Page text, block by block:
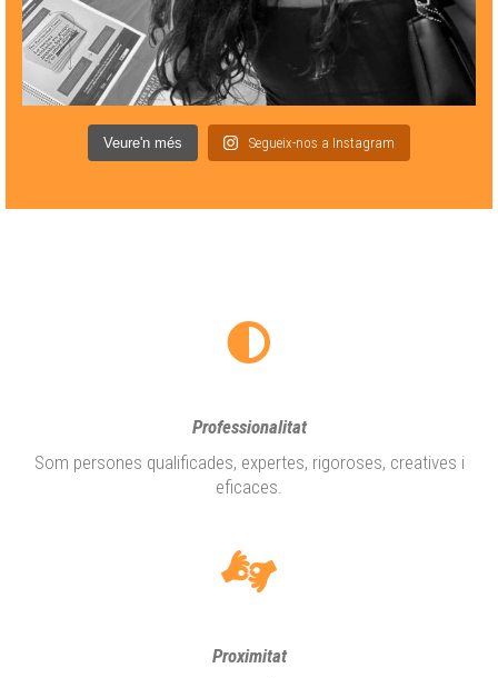
Veure'n més Segueix-nos a Instagram
Professionalitat
Som persones qualificades, expertes, rigoroses, creatives i
eficaces.
Proximitat